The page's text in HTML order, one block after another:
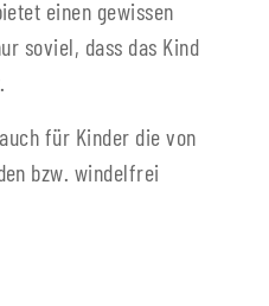
einen gewissen
soviel, dass das Kind
für Kinder die von
bzw. windelfrei